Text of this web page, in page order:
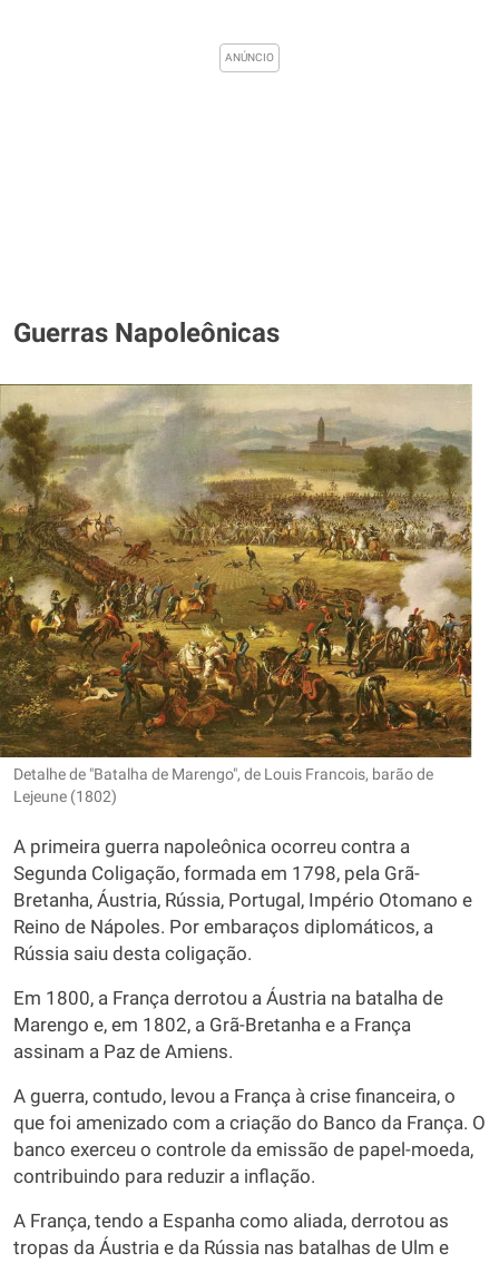
Guerras Napoleônicas
Detalhe de "Batalha de Marengo", de Louis Francois, barão de
Lejeune (1802)
A primeira guerra napoleônica ocorreu contra a
Segunda Coligação, formada em 1798, pela Grã-
Bretanha, Áustria, Rússia, Portugal, Império Otomano e
Reino de Nápoles. Por embaraços diplomáticos, a
Rússia saiu desta coligação.
Em 1800, a França derrotou a Áustria na batalha de
Marengo e, em 1802, a Grã-Bretanha e a França
assinam a Paz de Amiens.
A guerra, contudo, levou a França à crise financeira, o
que foi amenizado com a criação do Banco da França. O
banco exerceu o controle da emissão de papel-moeda,
contribuindo para reduzir a inflação.
A França, tendo a Espanha como aliada, derrotou as
tropas da Áustria e da Rússia nas batalhas de Ulm e